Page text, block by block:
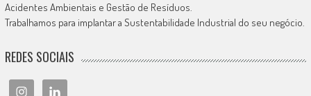
Acidentes Ambientais e Gestão de Resíduos.
Trabalhamos para implantar a Sustentabilidade Industrial do seu negócio.
REDES SOCIAIS